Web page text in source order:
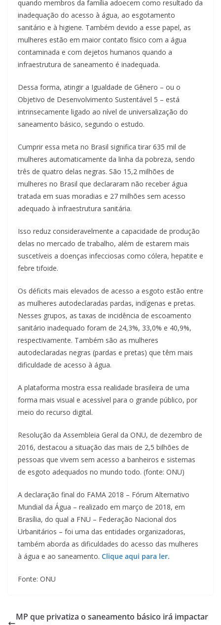
quando membros da família adoecem como resultado da
inadequação do acesso à água, ao esgotamento
sanitário e à higiene. Também devido a esse papel, as
mulheres estão em maior contato físico com a água
contaminada e com dejetos humanos quando a
infraestrutura de saneamento é inadequada.
Dessa forma, atingir a Igualdade de Gênero – ou o
Objetivo de Desenvolvimento Sustentável 5 – está
intrinsecamente ligado ao nível de universalização do
saneamento básico, segundo o estudo.
Cumprir essa meta no Brasil significa tirar 635 mil de
mulheres automaticamente da linha da pobreza, sendo
três de quatro delas negras. São 15,2 milhões de
mulheres no Brasil que declararam não receber água
tratada em suas moradias e 27 milhões sem acesso
adequado à infraestrutura sanitária.
Isso reduz consideravelmente a capacidade de produção
delas no mercado de trabalho, além de estarem mais
suscetíveis a doenças infecciosas como cólera, hepatite e
febre tifoide.
Os déficits mais elevados de acesso a esgoto estão entre
as mulheres autodeclaradas pardas, indígenas e pretas.
Nesses grupos, as taxas de incidência de escoamento
sanitário inadequado foram de 24,3%, 33,0% e 40,9%,
respectivamente. Também são as mulheres
autodeclaradas negras (pardas e pretas) que têm mais
dificuldade de acesso à água.
A plataforma mostra essa realidade brasileira de uma
forma mais visual e acessível para o grande público, por
meio do recurso digital.
Resolução da Assembleia Geral da ONU, de dezembro de
2016, destacou a situação das mais de 2,5 bilhões de
pessoas que vivem sem acesso a banheiros e sistemas
de esgoto adequados no mundo todo. (fonte: ONU)
A declaração final do FAMA 2018 – Fórum Alternativo
Mundial da Água – realizado em março de 2018, em
Brasília, do qual a FNU – Federação Nacional dos
Urbanitários – foi uma das entidades organizadoras,
também aborda as dificuldades do acesso das mulheres
à água e ao saneamento. Clique aqui para ler.
Fonte: ONU
MP que privatiza o saneamento básico irá impactar